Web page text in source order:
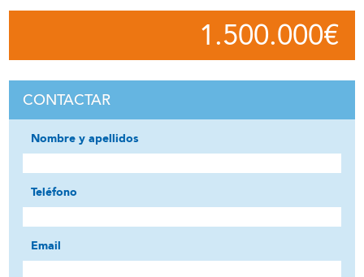
1.500.000€
CONTACTAR
Nombre y apellidos
Teléfono
Email